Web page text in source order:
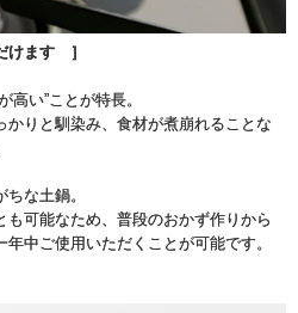
けます ］
高い”ことが特長。
りと馴染み、食材が煮崩れることな
な土鍋。
可能なため、普段のおかず作りから
中ご使用いただくことが可能です。